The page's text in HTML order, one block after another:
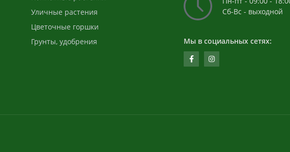
Уличные растения
Цветочные горшки
Грунты, удобрения
Сб-Вс - выходной
Мы в социальных сетях: